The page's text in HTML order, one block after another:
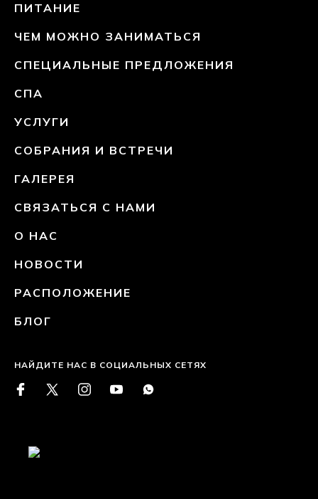
ПИТАНИЕ
ЧЕМ МОЖНО ЗАНИМАТЬСЯ
СПЕЦИАЛЬНЫЕ ПРЕДЛОЖЕНИЯ
СПА
УСЛУГИ
СОБРАНИЯ И ВСТРЕЧИ
ГАЛЕРЕЯ
СВЯЗАТЬСЯ С НАМИ
О НАС
НОВОСТИ
РАСПОЛОЖЕНИЕ
БЛОГ
НАЙДИТЕ НАС В СОЦИАЛЬНЫХ СЕТЯХ